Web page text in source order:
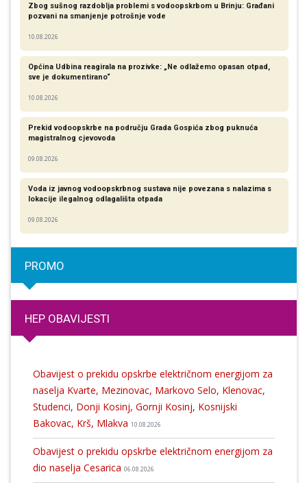
Zbog sušnog razdoblja problemi s vodoopskrbom u Brinju: Građani
pozvani na smanjenje potrošnje vode
10.08.2026
Općina Udbina reagirala na prozivke: „Ne odlažemo opasan otpad,
sve je dokumentirano“
10.08.2026
Prekid vodoopskrbe na području Grada Gospića zbog puknuća
magistralnog cjevovoda
09.08.2026
Voda iz javnog vodoopskrbnog sustava nije povezana s nalazima s
lokacije ilegalnog odlagališta otpada
09.08.2026
PROMO
HEP OBAVIJESTI
Obavijest o prekidu opskrbe električnom energijom za
naselja Kvarte, Mezinovac, Markovo Selo, Klenovac,
Studenci, Donji Kosinj, Gornji Kosinj, Kosnijski
Bakovac, Krš, Mlakva 10.08.2026
Obavijest o prekidu opskrbe električnom energijom za
dio naselja Cesarica 06.08.2026